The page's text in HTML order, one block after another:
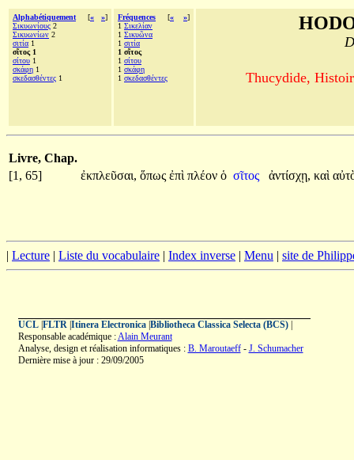
Alphabétiquement [« »]
Σικυωνίους 2
Σικυωνίων 2
σιτία 1
σῖτος 1
σίτου 1
σκάφη 1
σκεδασθέντες 1
Fréquences [« »]
1 Σικελίαν
1 Σικυῶνα
1 σιτία
1 σῖτος
1 σίτου
1 σκάφη
1 σκεδασθέντες Thucydide,
Livre, Chap.
[1, 65]
ἐκπλεῦσαι, ὅπως ἐπὶ πλέον ὁ σῖτος ἀντίσχῃ, καὶ
| Lecture | Liste du vocabulaire | Index inverse | Menu | site de
UCL| FLTR| Itinera Electronica| Bibliotheca Classica Selecta (BCS)|
Responsable académique :Alain Meurant
Analyse, design et réalisation informatiques : B. Maroutaeff- J. Schumacher
Dernière mise à jour : 29/09/2005